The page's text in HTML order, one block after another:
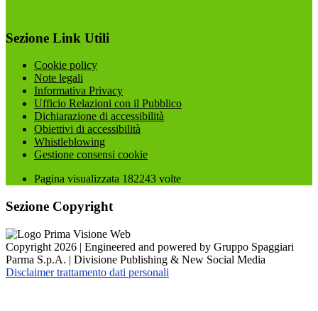
Sezione Link Utili
Cookie policy
Note legali
Informativa Privacy
Ufficio Relazioni con il Pubblico
Dichiarazione di accessibilità
Obiettivi di accessibilità
Whistleblowing
Gestione consensi cookie
Pagina visualizzata 182243 volte
Sezione Copyright
Copyright 2026 | Engineered and powered by Gruppo Spaggiari
Parma S.p.A. | Divisione Publishing & New Social Media
Disclaimer trattamento dati personali